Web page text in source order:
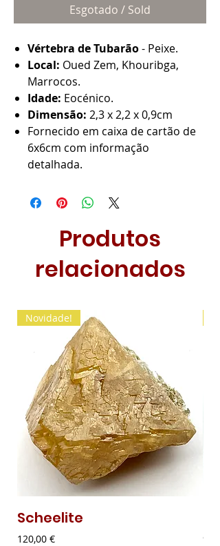
Esgotado / Sold
Vértebra de Tubarão- Peixe.
Local: Oued Zem, Khouribga,
Marrocos.
Idade: Eocénico.
Dimensão: 2,3 x 2,2 x 0,9cm
Fornecido em caixa de cartão de
6x6cm com informação
detalhada.
Produtos
relacionados
Novidade!
Scheelite
Preço
120,00 € 9,00